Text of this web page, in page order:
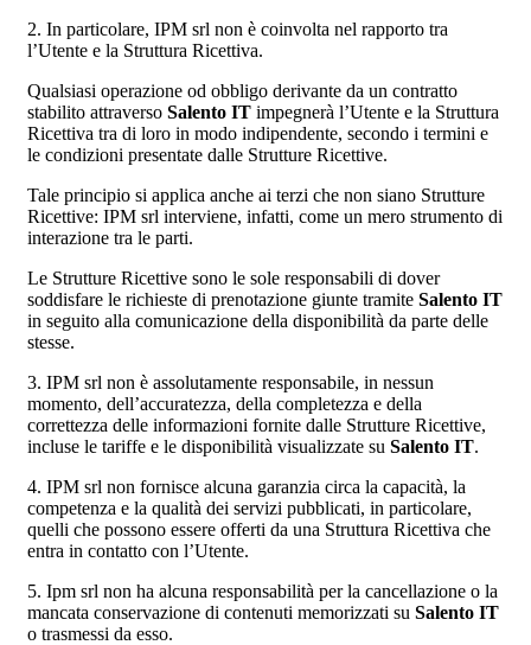
2. In particolare, IPM srl non è coinvolta nel rapporto tra
l’Utente e la Struttura Ricettiva.
Qualsiasi operazione od obbligo derivante da un contratto
stabilito attraverso Salento IT impegnerà l’Utente e la Struttura
Ricettiva tra di loro in modo indipendente, secondo i termini e
le condizioni presentate dalle Strutture Ricettive.
Tale principio si applica anche ai terzi che non siano Strutture
Ricettive: IPM srl interviene, infatti, come un mero strumento di
interazione tra le parti.
Le Strutture Ricettive sono le sole responsabili di dover
soddisfare le richieste di prenotazione giunte tramite Salento IT
in seguito alla comunicazione della disponibilità da parte delle
stesse.
3. IPM srl non è assolutamente responsabile, in nessun
momento, dell’accuratezza, della completezza e della
correttezza delle informazioni fornite dalle Strutture Ricettive,
incluse le tariffe e le disponibilità visualizzate su Salento IT.
4. IPM srl non fornisce alcuna garanzia circa la capacità, la
competenza e la qualità dei servizi pubblicati, in particolare,
quelli che possono essere offerti da una Struttura Ricettiva che
entra in contatto con l’Utente.
5. Ipm srl non ha alcuna responsabilità per la cancellazione o la
mancata conservazione di contenuti memorizzati su Salento IT
o trasmessi da esso.